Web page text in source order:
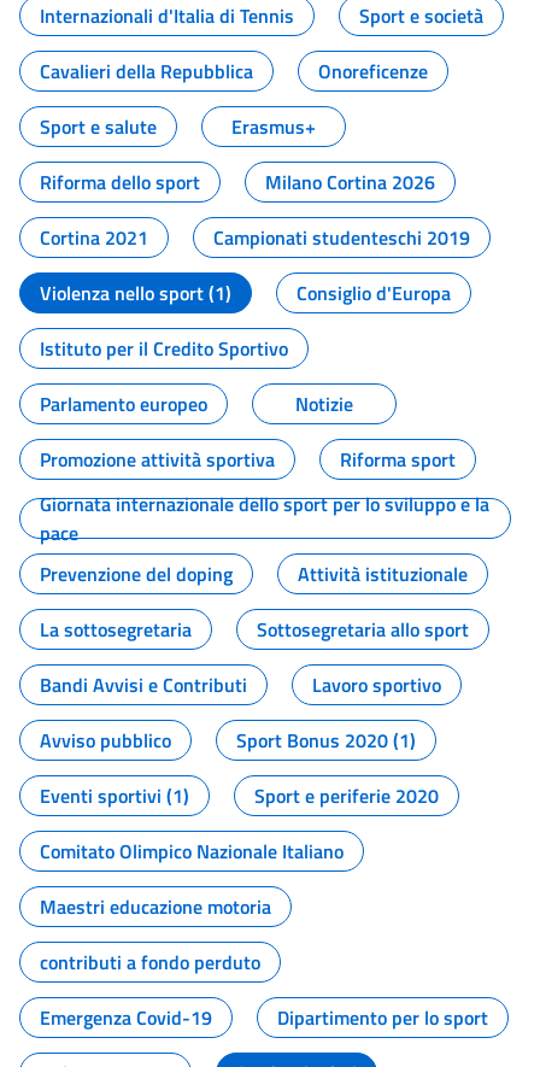
Internazionali d'Italia di Tennis
Sport e società
Cavalieri della Repubblica
Onoreficenze
Sport e salute
Erasmus+
Riforma dello sport
Milano Cortina 2026
Cortina 2021
Campionati studenteschi 2019
Violenza nello sport (1)
Consiglio d'Europa
Istituto per il Credito Sportivo
Parlamento europeo
Notizie
Promozione attività sportiva
Riforma sport
Giornata internazionale dello sport per lo sviluppo e la
pace
Prevenzione del doping
Attività istituzionale
La sottosegretaria
Sottosegretaria allo sport
Bandi Avvisi e Contributi
Lavoro sportivo
Avviso pubblico
Sport Bonus 2020 (1)
Eventi sportivi (1)
Sport e periferie 2020
Comitato Olimpico Nazionale Italiano
Maestri educazione motoria
contributi a fondo perduto
Emergenza Covid-19
Dipartimento per lo sport